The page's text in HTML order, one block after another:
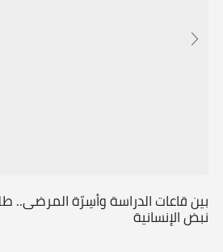
بين قاعات الدراسة وأسِرّة المرضى..
نبض الإنسانية